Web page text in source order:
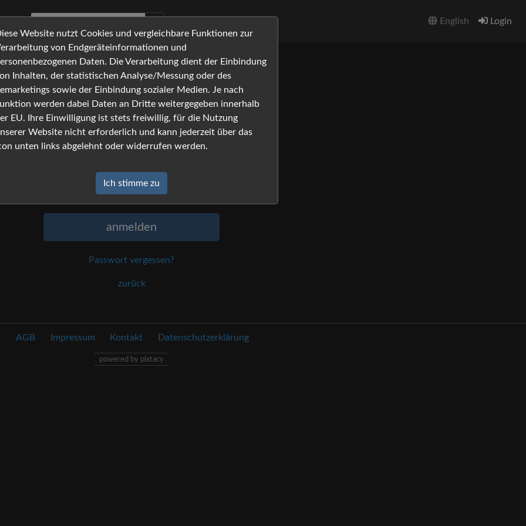
English Login
Anmeldung
Um sich anzumelden, geben Sie Namen
und Passwort ein, und klicken Sie auf
»anmelden«.
Passwort
anmelden
Passwort vergessen?
zurück
Website nutzt Cookies und vergleichbare Funktionen zur
von Endgeräteinformationen und
Daten. Die Verarbeitung dient der Einbindung
Inhalten, der statistischen Analyse/Messung oder des
sowie der Einbindung sozialer Medien. Je nach
werden dabei Daten an Dritte weitergegeben innerhalb
EU. Ihre Einwilligung ist stets freiwillig, für die Nutzung
Website nicht erforderlich und kann jederzeit über das
unten links abgelehnt oder widerrufen werden.
Ich stimme zu
AGB Impressum Kontakt Datenschutzerklärung
powered by pixtacy